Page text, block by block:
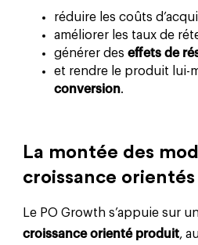
réduire les coûts
améliorer les taux de
générer des effets de
et rendre le produit lui-
conversion.
La montée des
croissance
Le PO Growth s’appuie sur
croissance orienté produit,